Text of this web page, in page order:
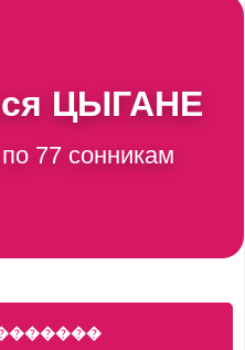
ЦЫГАНЕ
77 сонникам